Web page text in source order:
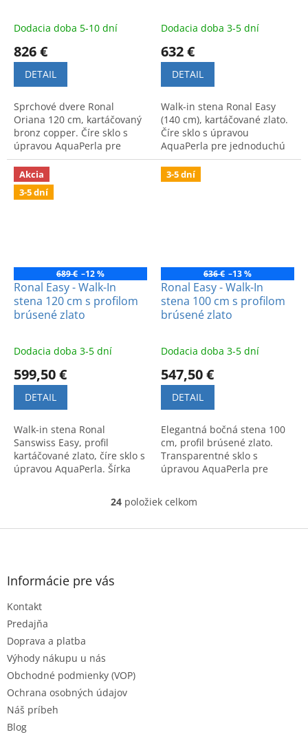
Dodacia doba 5-10 dní
826 €
DETAIL
Sprchové dvere Ronal
Oriana 120 cm, kartáčovaný
bronz copper. Číre sklo s
úpravou AquaPerla pre
ľahkú údržbu. Montáž do
niky 116-120 cm. Moderný
dizajn a vysoká kvalita.
ANTIPLAKOVÁ ÚPRAVA
Dodacia doba 3-5 dní
632 €
DETAIL
Walk-in stena Ronal Easy
(140 cm), kartáčované zlato.
Číre sklo s úpravou
AquaPerla pre jednoduchú
údržbu. Moderný dizajn a
špičková kvalita.
Akcia
3-5 dní
689 € –12 %
Ronal Easy - Walk-In
stena 120 cm s profilom
brúsené zlato
Dodacia doba 3-5 dní
599,50 €
DETAIL
Walk-in stena Ronal
Sanswiss Easy, profil
kartáčované zlato, číre sklo s
úpravou AquaPerla. Šírka
stena pre modernú kúpeľňu.
3-5 dní
636 € –13 %
Ronal Easy - Walk-In
stena 100 cm s profilom
brúsené zlato
Dodacia doba 3-5 dní
547,50 €
DETAIL
Elegantná bočná stena 100
cm, profil brúsené zlato.
Transparentné sklo s
úpravou AquaPerla pre
O
l
24 položiek celkom
Z
Informácie pre vás
Kontakt
Predajňa
Doprava a platba
Výhody nákupu u nás
Obchodné podmienky (VOP)
Ochrana osobných údajov
Náš príbeh
Blog